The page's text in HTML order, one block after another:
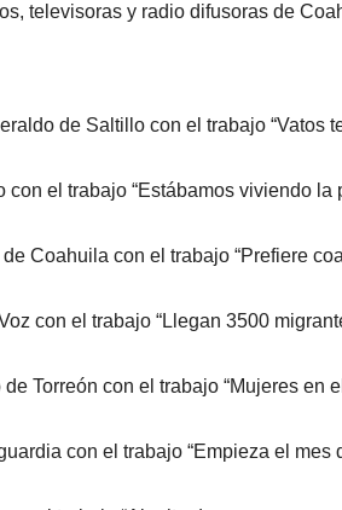
televisoras y radio difusoras de
de Saltillo con el trabajo “Vatos
el trabajo “Estábamos viviendo la
Coahuila con el trabajo “Prefiere
con el trabajo “Llegan 3500
Torreón con el trabajo “Mujeres en
con el trabajo “Empieza el mes